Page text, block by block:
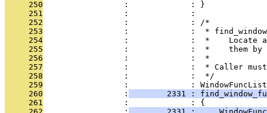
     250
                 :             : }
     251
                 :             :
     252
                 :             : /*
     253
:             :  *
     254
:             :  *    Locate
     255
:             :  *    them by
     256
                 :             :  *
     257
:             :  * Caller
     258
                 :             :  */
     259
:             :
     260
                 :
2331 :
     261
                 :             : {